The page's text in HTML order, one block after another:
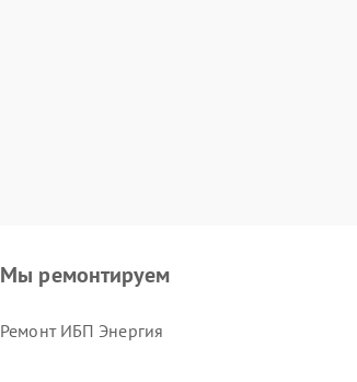
Мы ремонтируем
Ремонт ИБП Энергия